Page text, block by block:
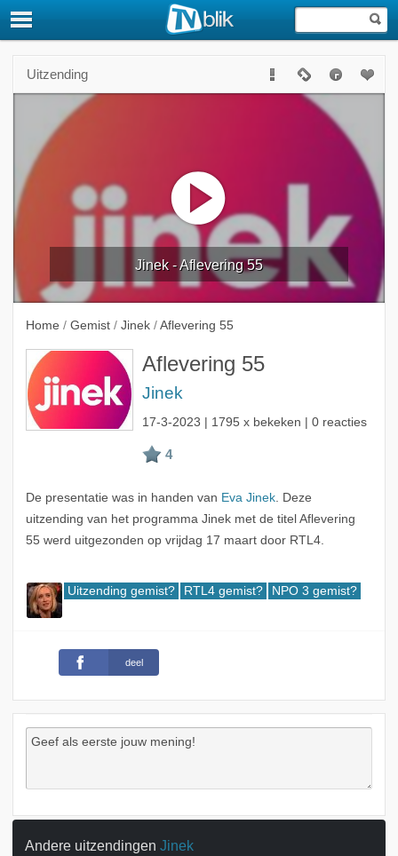
Uitzending
Jinek - Aflevering 55
Home / Gemist / Jinek / Aflevering 55
Aflevering 55
Jinek
17-3-2023 | 1795 x bekeken | 0 reacties
De presentatie was in handen van Eva Jinek. Deze
uitzending van het programma Jinek met de titel Aflevering
55 werd uitgezonden op vrijdag 17 maart door RTL4.
Uitzending gemist? RTL4 gemist? NPO 3 gemist?
deel
Andere uitzendingen Jinek